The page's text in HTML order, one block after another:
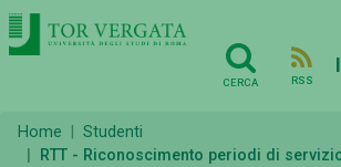
CERCA RSS
Home
Studenti
RTT - Riconoscimento periodi di